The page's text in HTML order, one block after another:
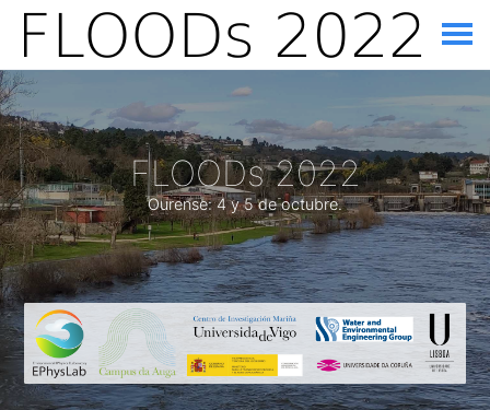
FLOODs 2022
Ourense: 4 y 5 de octubre.